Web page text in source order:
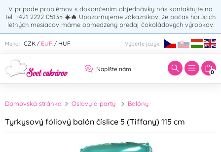
V prípade problémov s dokončením objednávky nás kontaktujte na
tel. +421 2222 05135 ☀️🔥 Upozorňujeme zákazníkov, že počas horúcich
letných mesiacov máme obmedzený predaj čokoládových výrobkov.
Mena: CZK / EUR / HUF Vyberte jazyk:
Napíšte nám 0
Zadajte hľadaný výraz:
Domovská stránka Oslavy a party Balóny
Tyrkysový fóliový balón číslice 5 (Tiffany) 115 cm